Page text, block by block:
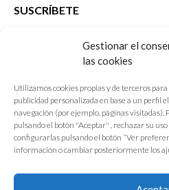
Gestionar el
las cookies
Utilizamos cookies propias y de terceros
publicidad personalizada en base a un perfil
navegación (por ejemplo, páginas visitadas).
pulsando el botón "Aceptar" , rechazar su
configurarlas pulsando el botón “Ver
información o cambiar posteriormente los
SUSCRÍBETE
que desarrolla el Colegio de Arquitectos
E-mail *
Acepto lostérminos y condiciones de uso
Enviar